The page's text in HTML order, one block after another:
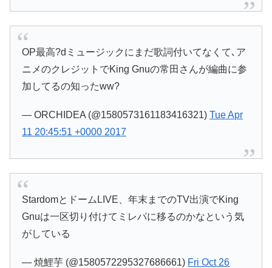
OP最高?dミュージックにまだ歌詞付いてなくて､ア
ニメのクレジットでKing Gnuの常田さんが編曲に参
加してるの知ったww?
— ORCHIDEA (@1580573161183416321)Tue Apr
11 20:45:51 +0000 2017
StardomとドームLIVE、年末までのTV出演でKing
Gnuは一区切り付けてミレパに移るのかなという気
がしている
— 焼鯉芋 (@1580572295327686661) Fri Oct 26